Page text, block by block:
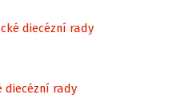
diecézní rady
diecézní rady